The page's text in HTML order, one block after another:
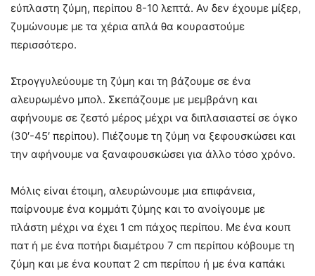
εύπλαστη ζύμη, περίπου 8-10 λεπτά. Αν δεν έχουμε μίξερ,
ζυμώνουμε με τα χέρια απλά θα κουραστούμε
περισσότερο.
Στρογγυλεύουμε τη ζύμη και τη βάζουμε σε ένα
αλευρωμένο μπολ. Σκεπάζουμε με μεμβράνη και
αφήνουμε σε ζεστό μέρος μέχρι να διπλασιαστεί σε όγκο
(30′-45′ περίπου). Πιέζουμε τη ζύμη να ξεφουσκώσει και
την αφήνουμε να ξαναφουσκώσει για άλλο τόσο χρόνο.
Μόλις είναι έτοιμη, αλευρώνουμε μια επιφάνεια,
παίρνουμε ένα κομμάτι ζύμης και το ανοίγουμε με
πλάστη μέχρι να έχει 1 cm πάχος περίπου. Με ένα κουπ
πατ ή με ένα ποτήρι διαμέτρου 7 cm περίπου κόβουμε τη
ζύμη και με ένα κουπατ 2 cm περίπου ή με ένα καπάκι